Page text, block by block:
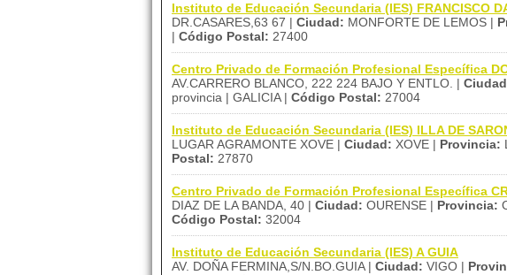
Instituto de Educación Secundaria (IES) FRANCISCO
DR.CASARES,63 67 | Ciudad: MONFORTE DE LEMOS |
| Código Postal: 27400
Centro Privado de Formación Profesional Específica
AV.CARRERO BLANCO, 222 224 BAJO Y ENTLO. |
provincia | GALICIA | Código Postal: 27004
Instituto de Educación Secundaria (IES) ILLA DE
LUGAR AGRAMONTE XOVE | Ciudad: XOVE | Provincia:
Postal: 27870
Centro Privado de Formación Profesional Específica
DIAZ DE LA BANDA, 40 | Ciudad: OURENSE | Provincia:
Código Postal: 32004
Instituto de Educación Secundaria (IES) A GUIA
AV. DOÑA FERMINA,S/N.BO.GUIA | Ciudad: VIGO |